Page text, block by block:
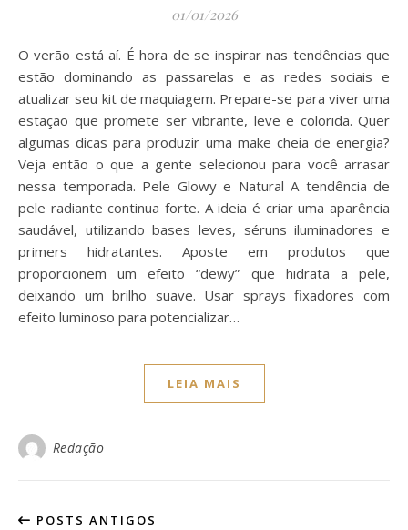
01/01/2026
O verão está aí. É hora de se inspirar nas tendências que
estão dominando as passarelas e as redes sociais e
atualizar seu kit de maquiagem. Prepare-se para viver uma
estação que promete ser vibrante, leve e colorida. Quer
algumas dicas para produzir uma make cheia de energia?
Veja então o que a gente selecionou para você arrasar
nessa temporada. Pele Glowy e Natural A tendência de
pele radiante continua forte. A ideia é criar uma aparência
saudável, utilizando bases leves, séruns iluminadores e
primers hidratantes. Aposte em produtos que
proporcionem um efeito “dewy” que hidrata a pele,
deixando um brilho suave. Usar sprays fixadores com
efeito luminoso para potencializar…
LEIA MAIS
Redação
POSTS ANTIGOS